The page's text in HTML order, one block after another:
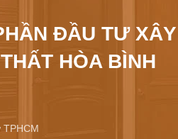
ĐẦU TƯ XÂY
HÒA BÌNH